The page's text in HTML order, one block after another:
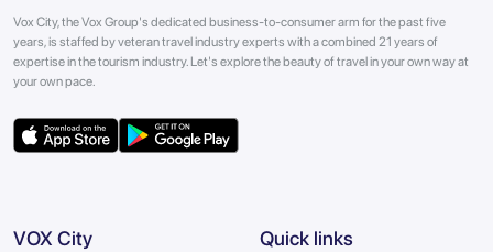
Vox City, the Vox Group's dedicated business-to-consumer arm for the past five
years, is staffed by veteran travel industry experts with a combined 21 years of
expertise in the tourism industry. Let's explore the beauty of travel in your own way at
your own pace.
VOX City Quick links